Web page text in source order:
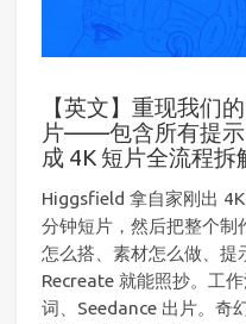
【英文】重现我们
片——包含所有提
成 4K 短片全流程
Higgsfield 拿自家刚出
分钟短片，然后把整个制
怎么搭、素材怎么做、提
Recreate 就能照抄。工
词、Seedance 出片。奇